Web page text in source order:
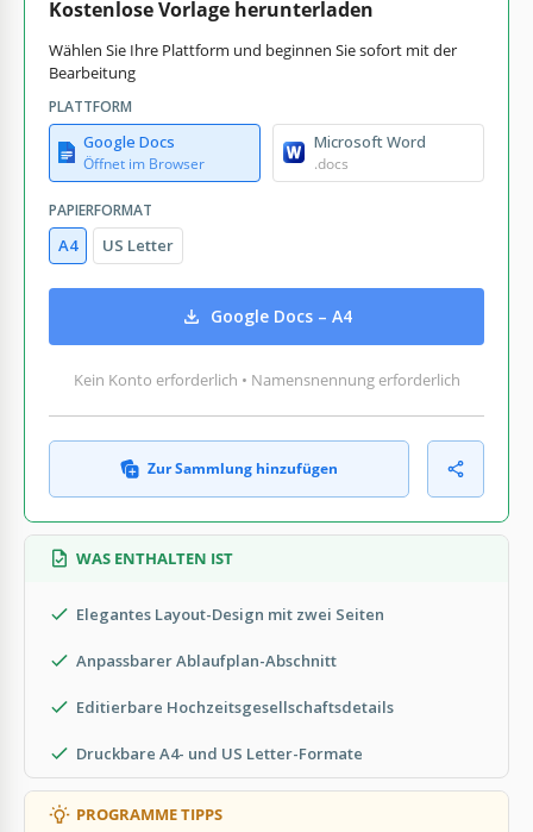
Kostenlose Vorlage herunterladen
Wählen Sie Ihre Plattform und beginnen Sie sofort mit der
Bearbeitung
PLATTFORM
Google Docs
Öffnet im Browser
Microsoft Word
.docs
PAPIERFORMAT
A4 US Letter
Google Docs – A4
Kein Konto erforderlich • Namensnennung erforderlich
Zur Sammlung hinzufügen
WAS ENTHALTEN IST
Elegantes Layout-Design mit zwei Seiten
Anpassbarer Ablaufplan-Abschnitt
Editierbare Hochzeitsgesellschaftsdetails
Druckbare A4- und US Letter-Formate
PROGRAMME TIPPS